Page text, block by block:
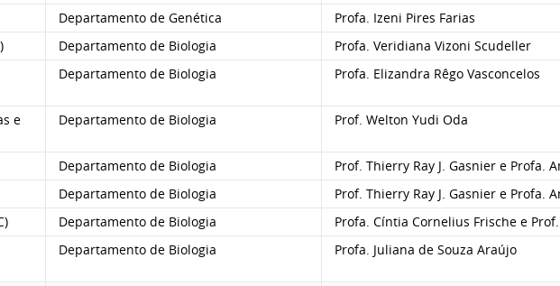
Departamento de Genética
Profa. Izeni Pires Farias
Departamento de Biologia
Profa. Veridiana Vizoni Scudeller
Departamento de Biologia Profa. Elizandra Rêgo Vasconcelos
e
Departamento de Biologia Prof. Welton Yudi Oda
Departamento de Biologia
Prof. Thierry Ray J. Gasnier e Profa.
Departamento de Biologia
Prof. Thierry Ray J. Gasnier e Profa.
Departamento de Biologia
Profa. Cíntia Cornelius Frische e
Departamento de Biologia Profa. Juliana de Souza Araújo